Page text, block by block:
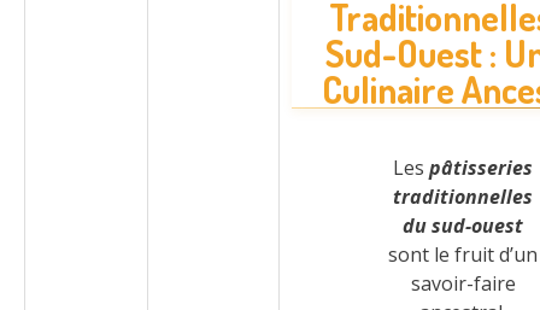
Sud-Ouest :
Culinaire
Les pâtisseries
traditionnelles
du sud-ouest
sont le fruit d’un
savoir-faire